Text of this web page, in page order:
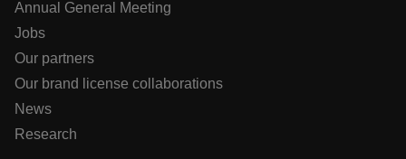
Annual General Meeting
Jobs
Our partners
Our brand license collaborations
News
Research